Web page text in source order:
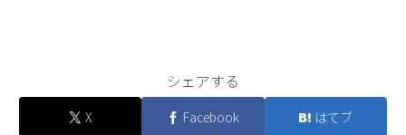
シェアする
X Facebook はてブ